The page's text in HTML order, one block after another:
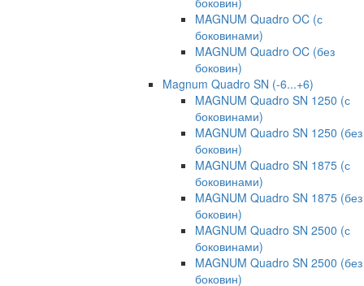
MAGNUM Quadro OC (с
боковинами)
MAGNUM Quadro OC (без
боковин)
Magnum Quadro SN (-6...+6)
MAGNUM Quadro SN 1250 (с
боковинами)
MAGNUM Quadro SN 1250 (без
боковин)
MAGNUM Quadro SN 1875 (с
боковинами)
MAGNUM Quadro SN 1875 (без
боковин)
MAGNUM Quadro SN 2500 (с
боковинами)
MAGNUM Quadro SN 2500 (без
боковин)